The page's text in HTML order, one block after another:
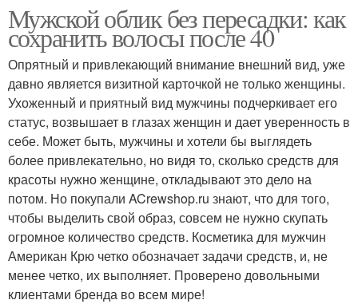
Мужской облик без пересадки: как
сохранить волосы после 40
Опрятный и привлекающий внимание внешний вид, уже
давно является визитной карточкой не только женщины.
Ухоженный и приятный вид мужчины подчеркивает его
статус, возвышает в глазах женщин и дает уверенность в
себе. Может быть, мужчины и хотели бы выглядеть
более привлекательно, но видя то, сколько средств для
красоты нужно женщине, откладывают это дело на
потом. Но покупали ACrewshop.ru знают, что для того,
чтобы выделить свой образ, совсем не нужно скупать
огромное количество средств. Косметика для мужчин
Американ Крю четко обозначает задачи средств, и, не
менее четко, их выполняет. Проверено довольными
клиентами бренда во всем мире!